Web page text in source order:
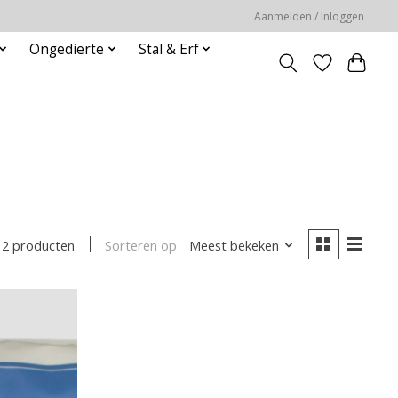
Aanmelden / Inloggen
Ongedierte Stal & Erf
2 producten Sorteren op Meest bekeken